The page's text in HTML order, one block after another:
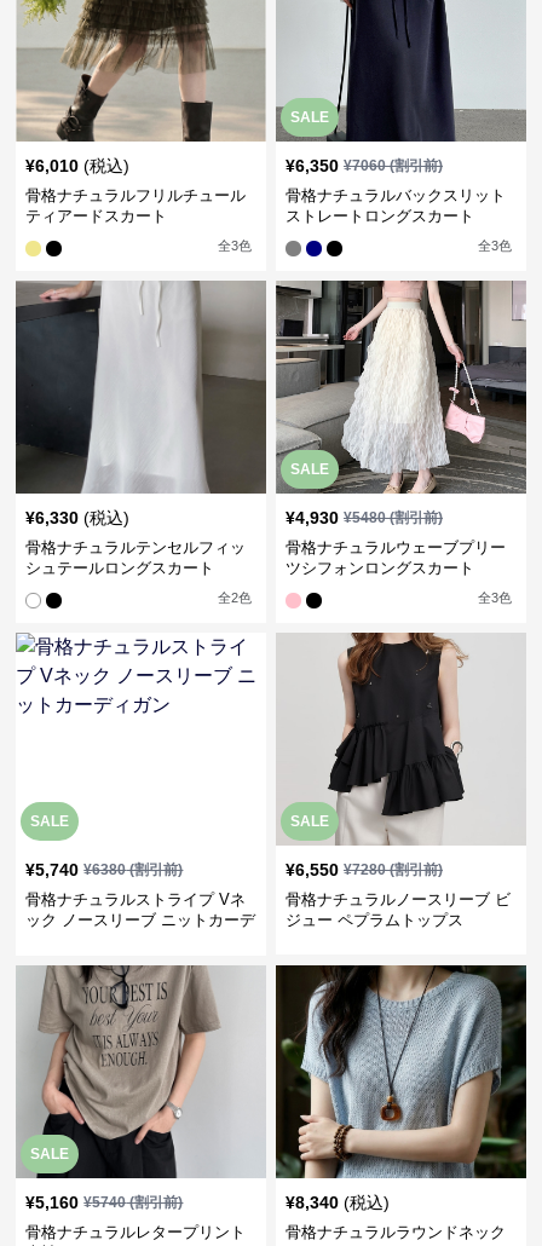
¥6,010 (税込)
骨格ナチュラルフリルチュール
ティアードスカート
全3色
SALE
¥6,350 ¥7060(割引前)
骨格ナチュラルバックスリット
ストレートロングスカート
全3色
¥6,330 (税込)
骨格ナチュラルテンセルフィッ
シュテールロングスカート
全2色
SALE
¥4,930 ¥5480(割引前)
骨格ナチュラルウェーブプリー
ツシフォンロングスカート
全3色
SALE
¥5,740 ¥6380(割引前)
骨格ナチュラルストライプ Vネ
ック ノースリーブ ニットカーデ
SALE
¥6,550 ¥7280(割引前)
骨格ナチュラルノースリーブ ビ
ジュー ペプラムトップス
SALE
¥5,160 ¥5740(割引前)
骨格ナチュラルレタープリント
¥8,340 (税込)
骨格ナチュラルラウンドネック